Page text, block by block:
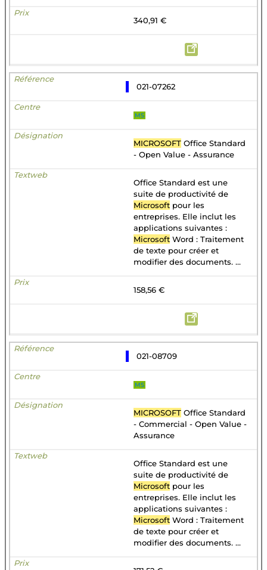
340,91 €
021-07262
MS
MICROSOFT Office Standard
- Open Value - Assurance
Office Standard est une
suite de productivité de
Microsoft pour les
entreprises. Elle inclut les
applications suivantes :
Microsoft Word : Traitement
de texte pour créer et
modifier des documents. ...
158,56 €
021-08709
MS
MICROSOFT Office Standard
- Commercial - Open Value -
Assurance
Office Standard est une
suite de productivité de
Microsoft pour les
entreprises. Elle inclut les
applications suivantes :
Microsoft Word : Traitement
de texte pour créer et
modifier des documents. ...